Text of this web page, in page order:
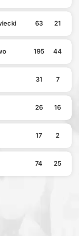
63 21
195 44
31 7
26 16
17 2
74 25